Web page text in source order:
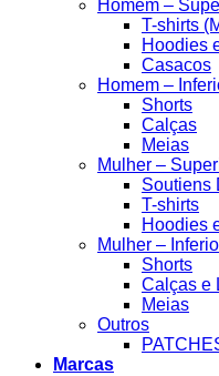
Homem –
T-shirts
Hoodies
Casacos
Homem –
Shorts
Calças
Meias
Mulher –
Soutiens
T-shirts
Hoodies
Mulher –
Shorts
Calças e
Meias
Outros
Marcas